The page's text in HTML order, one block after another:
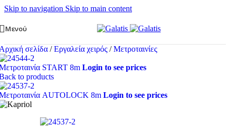
Skip to navigation Skip to main content
Μενού
σελίδα / Εργαλεία χειρός / Μετροταινίες
START 8m Login to see prices
to products
AUTOLOCK 8m Login to see prices